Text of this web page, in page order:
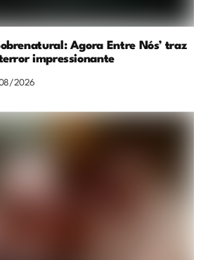
Agora Entre Nós’ traz
impressionante
2026